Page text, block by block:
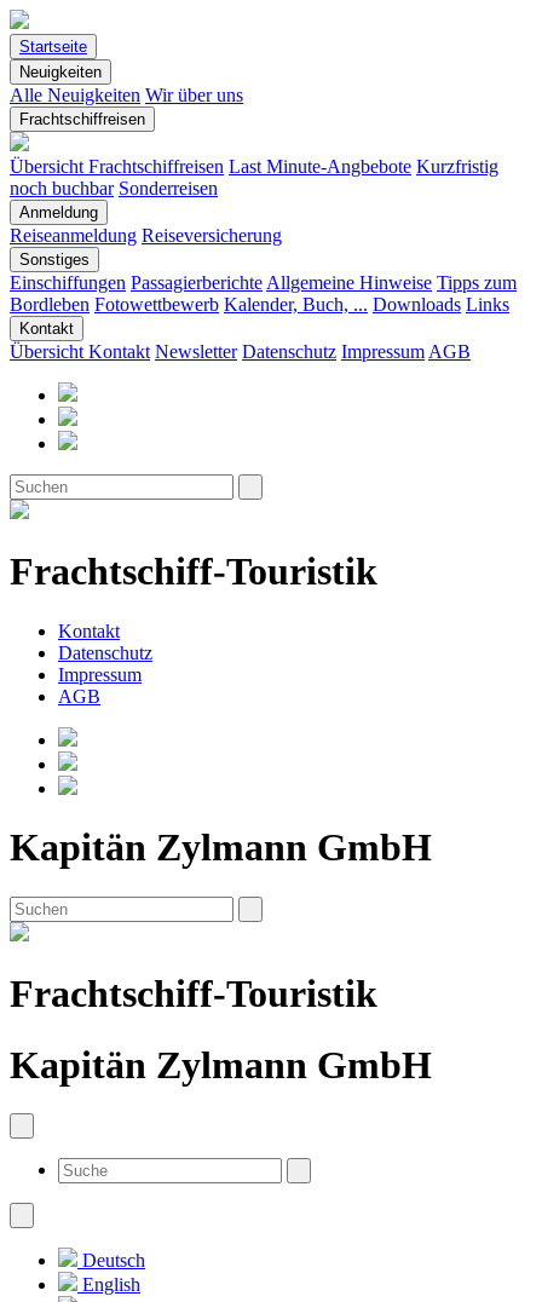
Startseite
Neuigkeiten
Alle Neuigkeiten Wir über uns
Frachtschiffreisen
Übersicht Frachtschiffreisen Last Minute-Angbebote Kurzfristig
noch buchbar Sonderreisen
Anmeldung
Reiseanmeldung Reiseversicherung
Sonstiges
Einschiffungen Passagierberichte Allgemeine Hinweise Tipps zum
Bordleben Fotowettbewerb Kalender, Buch, ... Downloads Links
Kontakt
Übersicht Kontakt Newsletter Datenschutz Impressum AGB
Frachtschiff-Touristik
Kontakt
Datenschutz
Impressum
AGB
Kapitän Zylmann GmbH
Frachtschiff-Touristik
Kapitän Zylmann GmbH
Deutsch
English